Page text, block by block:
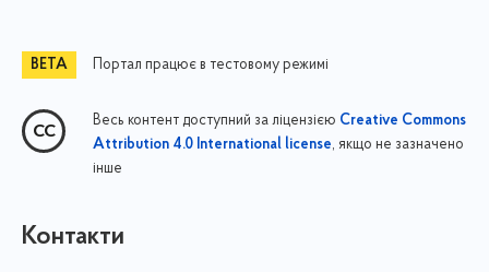
Портал працює в тестовому режимі
Весь контент доступний за ліцензією Creative Commons
Attribution 4.0 International license, якщо не зазначено
інше
Контакти